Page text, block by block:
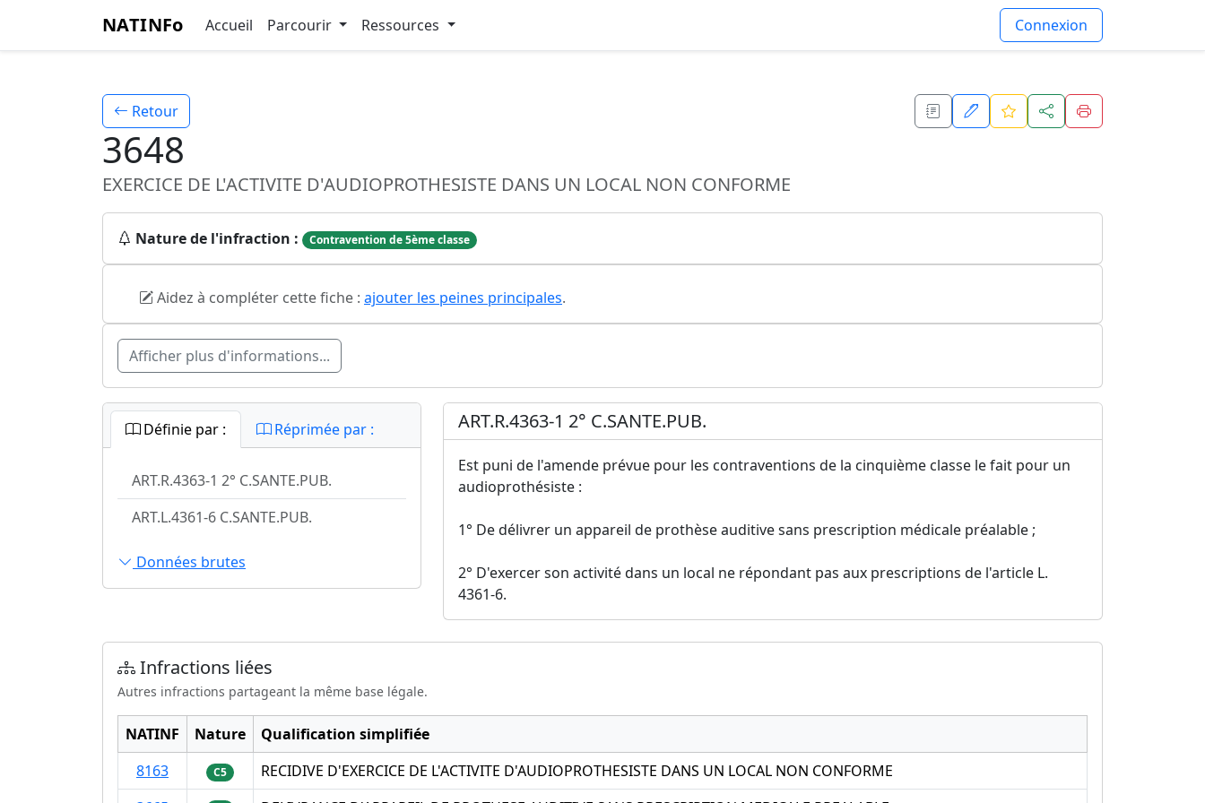
NATINFo Accueil Parcourir Ressources Connexion
Retour
3648
EXERCICE DE L'ACTIVITE D'AUDIOPROTHESISTE DANS UN LOCAL NON CONFORME
Nature de l'infraction : Contravention de 5ème classe
Aidez à compléter cette fiche : ajouter les peines principales.
Afficher plus d'informations...
Définie par : Réprimée par :
ART.R.4363-1 2° C.SANTE.PUB.
ART.L.4361-6 C.SANTE.PUB.
Données brutes
ART.R.4363-1 2° C.SANTE.PUB.
Est puni de l'amende prévue pour les contraventions de la cinquième classe le fait pour un
audioprothésiste :
1° De délivrer un appareil de prothèse auditive sans prescription médicale préalable ;
2° D'exercer son activité dans un local ne répondant pas aux prescriptions de l'article L.
4361-6.
Infractions liées
Autres infractions partageant la même base légale.
NATINF Nature
Qualification simplifiée
8163
C5
RECIDIVE D'EXERCICE DE L'ACTIVITE D'AUDIOPROTHESISTE DANS UN LOCAL NON CONFORME